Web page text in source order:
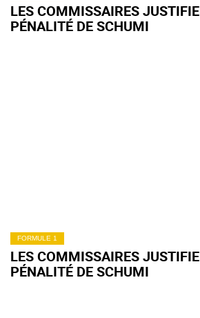
LES COMMISSAIRES
PÉNALITÉ DE SCHUMI
FORMULE 1
LES COMMISSAIRES
PÉNALITÉ DE SCHUMI